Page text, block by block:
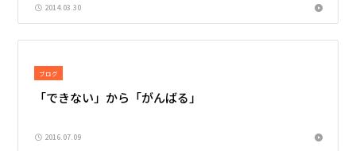
2014.03.30
ブログ
「できない」から「がんばる」
2016.07.09